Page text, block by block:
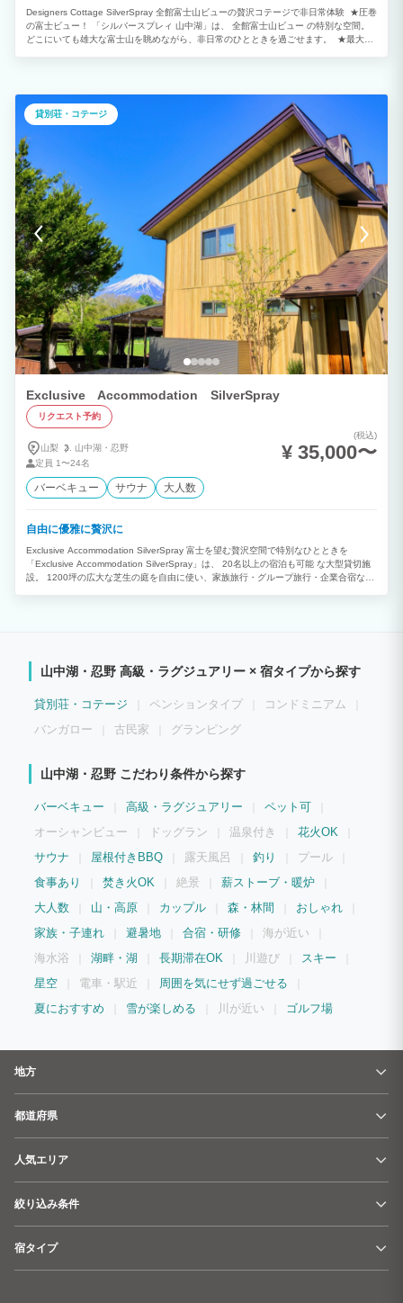
Designers Cottage SilverSpray 全館富士山ビューの贅沢コテージで非日常体験 ★圧巻
の富士ビュー！ 「シルバースプレィ 山中湖」は、 全館富士山ビュー の特別な空間。
どこにいても雄大な富士山を眺めながら、非日常のひとときを過ごせます。 ★最大10
子様も安心してのびのび遊べる 開放的な空間です。 ★全天候型BBQ場＆最新キッチ
ン完備 リビング直通の 全天候型BBQ場 で、天気を気にせずBBQを満喫！ 最新のシス
テムキッチンも完備しているので、持ち込みの食材で本格的な料理も楽しめます。 ★
レンタルサウナ＆富士山ビューのバスルーム リラックスしたい方には レンタルサウナ
もご用意！ さらに、 富士山を眺めながら入浴できる浴室 で、心も体も癒される贅沢
なひとときを。 ★こんな方におすすめ ◯富士山を眺めながらのんびり過ごしたい方
◯家族や友人とプライベートな時間を楽しみたい方 ◯BBQやアウトドアを思いっきり
満喫したい方 ■サウナオプション ・アウトドアサウナ：1,100円 / 1人（5名様からご
利用いただけます） ・ワンセット2時間 ＊暴雨暴風使用不可 ＊水風呂凍結の為11月～
3月末日まで使用不可（外気温が低い為十分トトノイマス） ■BBQオプション ・BBQ
コンロレンタル：5,500円 （炭6キロ、着火剤、割り箸、紙皿、紙コップ、トング、菜
箸、フライ返し） ＊追加の炭は550円にて承ります。 ■夕朝食プラン有り ・本格グラ
ンピングBBQ 大人￥4,400 ・ディナーコースプラン 大人￥4,400 ・朝食 大人
￥1,650 ＊オプションご希望の場合は予約時に備考欄にてご連絡ください。
貸別荘・コテージ
Exclusive Accommodation SilverSpray
リクエスト予約
山梨 山中湖・ 忍野
定員 1〜24名
(税込)
¥ 35,000〜
バーベキュー サウナ 大人数
自由に優雅に贅沢に
Exclusive Accommodation SilverSpray 富士を望む贅沢空間で特別なひとときを
「Exclusive Accommodation SilverSpray」は、 20名以上の宿泊も可能 な大型貸切施
設。 1200坪の広大な芝生の庭を自由に使い、家族旅行・グループ旅行・企業合宿な
な客室で大人数でもゆったり宿泊 ◯バストイレ付きメゾネットタイプ3部屋 ◯小さな
設計で、大人数でも快適に滞在できます。 ★こんな方におすすめ！ ◯大人数での旅行
や合宿、ワーケーションに ◯富士山を眺めながらリラックスしたい方 ◯BBQやアク
ティビティを楽しみたい方 ■サウナオプション ・アウトドアサウナ：1,100円 / 1人
プション ・BBQコンロレンタル：5,500円 （炭6キロ、着火剤、割り箸、紙皿、紙コ
ップ、トング、菜箸、フライ返し） ＊追加の炭は550円にて承ります。 ■夕朝食プラ
￥4,400 ・朝食 大人￥1,650 ＊オプションご希望の場合は予約時に備考欄にてご連
山中湖・忍野 高級・ラグジュアリー × 宿タイプから探す
貸別荘・コテージ ペンションタイプ
コンドミニアム
バンガロー
古民家 グランピング
山中湖・忍野 こだわり条件から探す
バーベキュー 高級・ラグジュアリー
ペット可
オーシャンビュー
ドッグラン 温泉付き
花火OK
サウナ
屋根付きBBQ 露天風呂 釣り
プール
食事あり
焚き火OK 絶景
薪ストーブ・暖炉
大人数
山・高原 カップル 森・林間
おしゃれ
家族・子連れ
避暑地 合宿・研修
海が近い
海水浴
湖畔・湖 長期滞在OK 川遊び
スキー
星空
電車・駅近
周囲を気にせず過ごせる
夏におすすめ
雪が楽しめる 川が近い ゴルフ場
地方
都道府県
人気エリア
絞り込み条件
宿タイプ